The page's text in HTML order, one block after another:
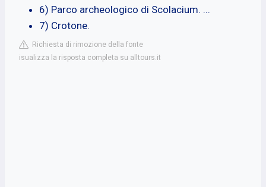
6) Parco archeologico di Scolacium. ...
7) Crotone.
Richiesta di rimozione della fonte
isualizza la risposta completa su alltours.it